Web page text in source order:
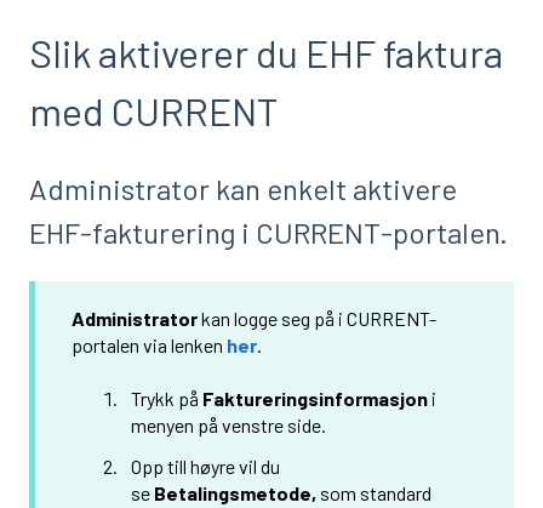
Slik aktiverer du EHF faktura
med CURRENT
Administrator kan enkelt aktivere
EHF‑fakturering i CURRENT‑portalen.
Administratorkan logge seg på i CURRENT-
portalen via lenken her.
Trykk på Faktureringsinformasjon i
menyen på venstre side.
Opp till høyre vil du
se Betalingsmetode, som standard